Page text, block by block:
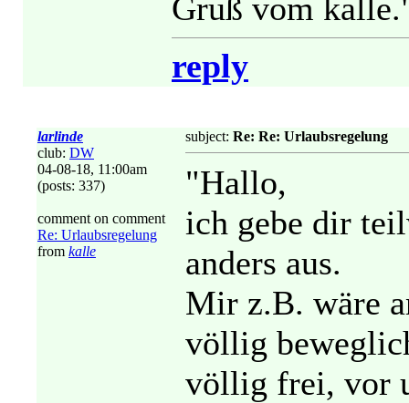
Gruß vom
reply
larlinde
club: DW
04-08-18, 11:00am
(posts: 337)
comment on comment
Re: Urlaubsregelung
from kalle
subject: Re: Re: Urlaubsregelung
"Hallo,
ich gebe dir
anders aus.
Mir z.B. wäre
völlig
völlig frei, vor